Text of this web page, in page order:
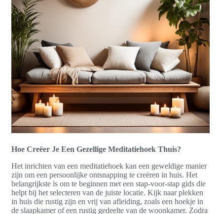
Hoe Creëer Je Een Gezellige Meditatiehoek Thuis?
Het inrichten van een meditatiehoek kan een geweldige manier
zijn om een persoonlijke ontsnapping te creëren in huis. Het
belangrijkste is om te beginnen met een stap-voor-stap gids die
helpt bij het selecteren van de juiste locatie. Kijk naar plekken
in huis die rustig zijn en vrij van afleiding, zoals een hoekje in
de slaapkamer of een rustig gedeelte van de woonkamer. Zodra